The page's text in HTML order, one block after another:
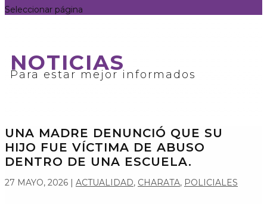
Seleccionar página
NOTICIAS
Para estar mejor informados
UNA MADRE DENUNCIÓ QUE SU
HIJO FUE VÍCTIMA DE ABUSO
DENTRO DE UNA ESCUELA.
27 MAYO, 2026 | ACTUALIDAD, CHARATA, POLICIALES